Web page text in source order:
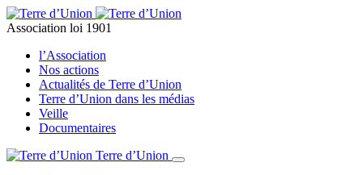
Association loi 1901
l’Association
Nos actions
Actualités de Terre d’Union
Terre d’Union dans les médias
Veille
Documentaires
Terre d’Union